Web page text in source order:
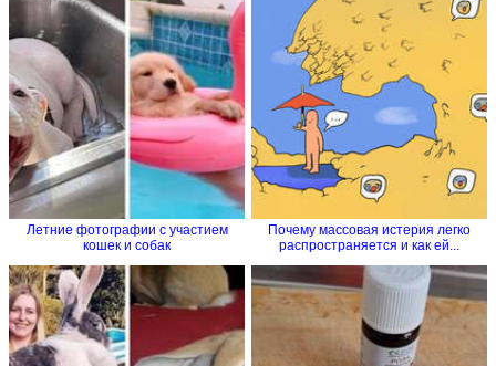
Летние фотографии с участием
кошек и собак
Почему массовая истерия легко
распространяется и как ей...